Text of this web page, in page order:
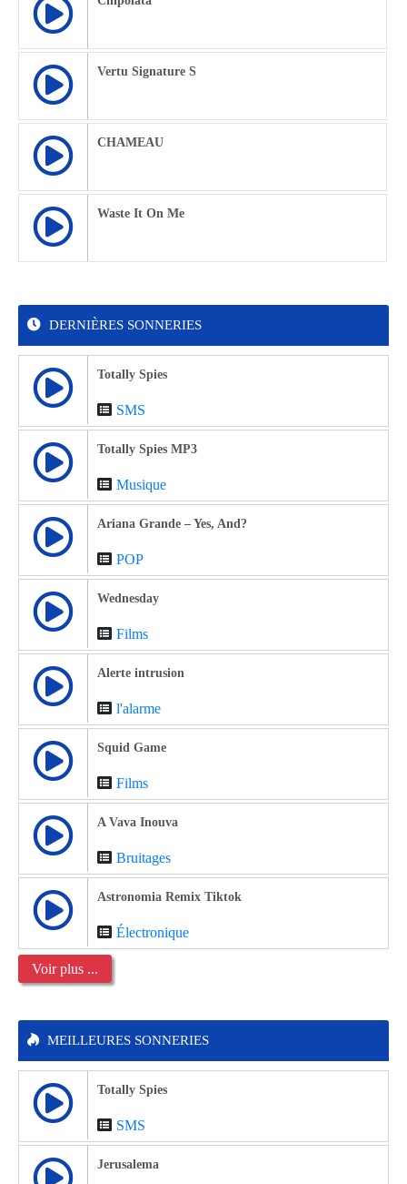
Vertu Signature S
CHAMEAU
Waste It On Me
DERNIÈRES SONNERIES
Totally Spies
SMS
Totally Spies MP3
Musique
Ariana Grande – Yes, And?
POP
Wednesday
Films
Alerte intrusion
l'alarme
Squid Game
Films
A Vava Inouva
Bruitages
Astronomia Remix Tiktok
Électronique
Voir plus ...
MEILLEURES SONNERIES
Totally Spies
SMS
Jerusalema